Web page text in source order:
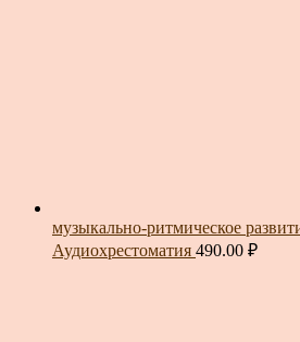
музыкально-ритмическое
Аудиохрестоматия 490.00 ₽